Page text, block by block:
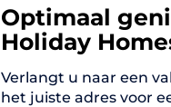
Optimaal
Holiday
Verlangt u naar een
het juiste adres voor